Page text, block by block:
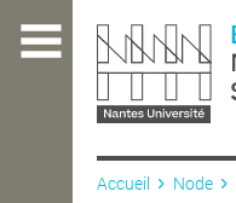
contenu
Accueil Node